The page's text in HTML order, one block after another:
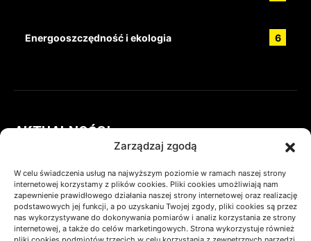
Zarządzaj zgodą
W celu świadczenia usług na najwyższym poziomie w ramach naszej strony
internetowej korzystamy z plików cookies. Pliki cookies umożliwiają nam
zapewnienie prawidłowego działania naszej strony internetowej oraz realizację
podstawowych jej funkcji, a po uzyskaniu Twojej zgody, pliki cookies są przez
nas wykorzystywane do dokonywania pomiarów i analiz korzystania ze strony
internetowej, a także do celów marketingowych. Strona wykorzystuje również
Energooszczędność i ekologia 6
AKTUALNOŚCI
1
Wyposażenie łazienki w Warszawie –
jak zaplanować zakupy, żeby nie
przekroczyć budżetu i uniknąć
błędów?
28/07/2026 PAULINA